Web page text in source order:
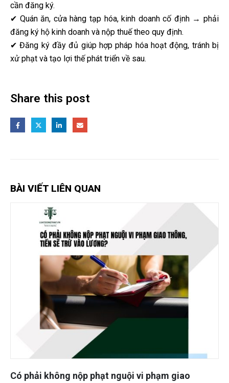
cần đăng ký.
✔ Quán ăn, cửa hàng tạp hóa, kinh doanh cố định → phải
đăng ký hộ kinh doanh và nộp thuế theo quy định.
✔ Đăng ký đầy đủ giúp hợp pháp hóa hoạt động, tránh bị
xử phạt và tạo lợi thế phát triển về sau.
Share this post
BÀI VIẾT LIÊN QUAN
Có phải không nộp phạt nguội vi phạm giao